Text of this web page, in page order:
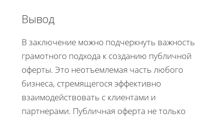
Вывод
В заключение можно подчеркнуть важность
грамотного подхода к созданию публичной
оферты. Это неотъемлемая часть любого
бизнеса, стремящегося эффективно
взаимодействовать с клиентами и
партнерами. Публичная оферта не только